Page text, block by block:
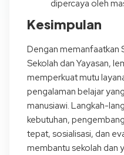
dipercaya oleh
Kesimpulan
Dengan memanfaatkan
Sekolah dan Yayasan,
memperkuat mutu
pengalaman belajar
manusiawi. Langkah-
kebutuhan,
tepat, sosialisasi, dan
membantu sekolah dan